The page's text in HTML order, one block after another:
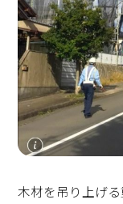
木材を吊り上げ